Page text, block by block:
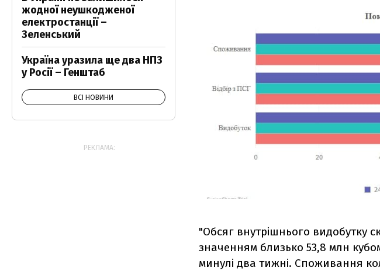
"Обсяг внутрішнього видобутку
значенням близько 53,8 млн
минулі два тижні. Споживання
жодної неушкодженої
електростанції –
Зеленський
Україна уразила ще два НПЗ
у Росії – Генштаб
ВСІ НОВИНИ
РЕКЛАМА: